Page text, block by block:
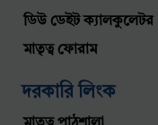
ডিউ ডেইট ক্যালকুলেটর
মাতৃত্ব ফোরাম
দরকারি লিংক